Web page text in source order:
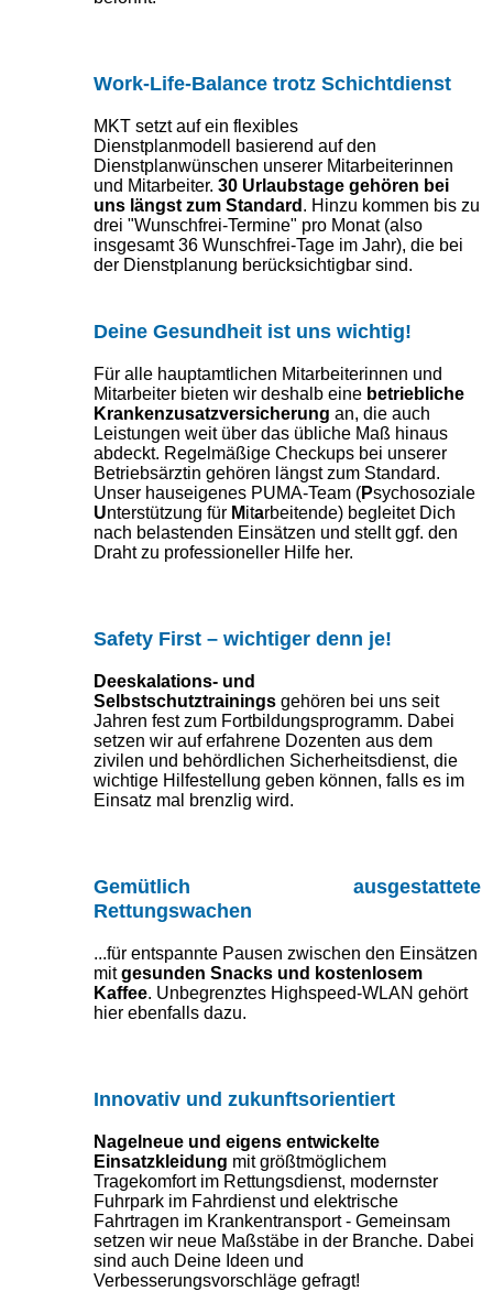
Work-Life-Balance trotz Schichtdienst
MKT setzt auf ein flexibles
Dienstplanmodell
basierend auf den
Dienstplanwünschen unserer Mitarbeiterinnen
und Mitarbeiter. 30 Urlaubstage gehören bei
uns längst zum Standard . Hinzu kommen bis zu
drei "Wunschfrei-Termine" pro Monat (also
insgesamt 36 Wunschfrei-Tage im Jahr), die bei
der Dienstplanung berücksichtigbar sind.
Deine Gesundheit ist uns wichtig!
Für alle hauptamtlichen Mitarbeiterinnen und
Mitarbeiter bieten wir deshalb eine betriebliche
Krankenzusatzversicherung an, die auch
Leistungen weit über das übliche Maß hinaus
abdeckt. Regelmäßige Checkups bei unserer
Betriebsärztin gehören längst zum Standard.
Unser hauseigenes PUMA-Team (Psychosoziale
Unterstützung für Mitarbeitende) begleitet Dich
nach belastenden Einsätzen und stellt ggf. den
Draht zu professioneller Hilfe her.
Safety First – wichtiger denn je!
Deeskalations- und
Selbstschutztrainings gehören bei uns seit
Jahren fest zum Fortbildungsprogramm. Dabei
setzen wir auf erfahrene Dozenten aus dem
zivilen und behördlichen Sicherheitsdienst, die
wichtige Hilfestellung geben können, falls es im
Einsatz mal brenzlig wird.
Gemütlich ausgestattete
Rettungswachen
...für entspannte Pausen zwischen den Einsätzen
mitgesunden Snacks und kostenlosem
Kaffee. Unbegrenztes Highspeed-WLAN gehört
hier ebenfalls dazu.
Innovativ und zukunftsorientiert
Nagelneue und eigens entwickelte
Einsatzkleidung mit größtmöglichem
Tragekomfort im Rettungsdienst, modernster
Fuhrpark im Fahrdienst und elektrische
Fahrtragen im Krankentransport - Gemeinsam
setzen wir neue Maßstäbe in der Branche. Dabei
sind auch Deine Ideen und
Verbesserungsvorschläge gefragt!